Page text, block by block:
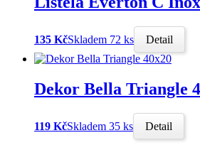
135 KčSkladem 72 ks Detail
Dekor Bella Triangle
119 KčSkladem 35 ks Detail